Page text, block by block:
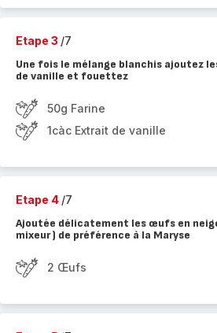
Etape 3 /7
Une fois le mélange blanchis ajoutez
de vanille et fouettez
50g Farine
1càc Extrait de vanille
Etape 4 /7
Ajoutée délicatement les œufs en
mixeur ) de préférence à la Maryse
2 Œufs